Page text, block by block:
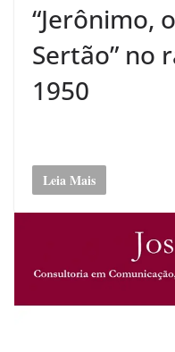
“Jerônimo,
Sertão” no
1950
Leia Mais